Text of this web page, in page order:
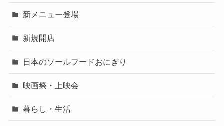
新メニュー登場
新規開店
日本のソールフードおにぎり
映画祭・上映会
暮らし・生活